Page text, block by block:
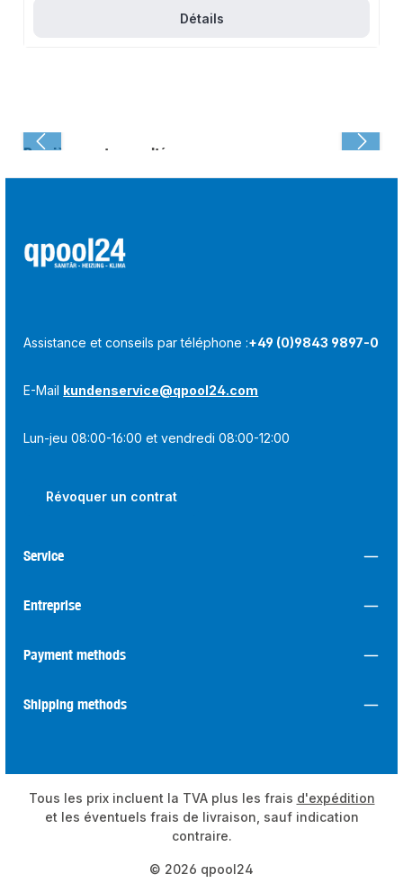
Détails
Dernièrement consulté :
Assistance et conseils par téléphone :+49 (0)9843 9897-0
E-Mail kundenservice@qpool24.com
Lun-jeu 08:00-16:00 et vendredi 08:00-12:00
Révoquer un contrat
Service
Entreprise
Payment methods
Shipping methods
© 2026 qpool24
Tous les prix incluent la TVA plus les frais d'expédition
et les éventuels frais de livraison, sauf indication
contraire.